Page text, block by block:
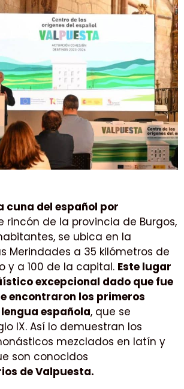
cuna del español por
rincón de la provincia de Burgos,
se ubica en la
Merindades a 35 kilómetros de
y a 100 de la capital. Este lugar
excepcional dado que fue
encontraron los primeros
española, que se
IX. Así lo demuestran los
mezclados en latín y
son conocidos
de Valpuesta.